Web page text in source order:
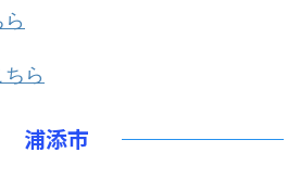
ら
浦添市